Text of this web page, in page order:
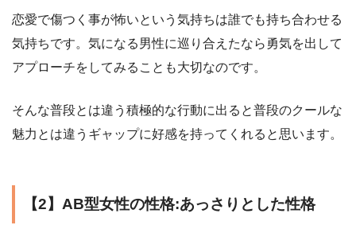
恋愛で傷つく事が怖いという気持ちは誰でも持ち合わせる
気持ちです。気になる男性に巡り合えたなら勇気を出して
アプローチをしてみることも大切なのです。
そんな普段とは違う積極的な行動に出ると普段のクールな
魅力とは違うギャップに好感を持ってくれると思います。
【2】AB型女性の性格:あっさりとした性格